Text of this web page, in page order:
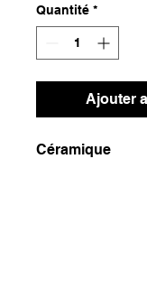
Quantité *
Ajouter
Céramique